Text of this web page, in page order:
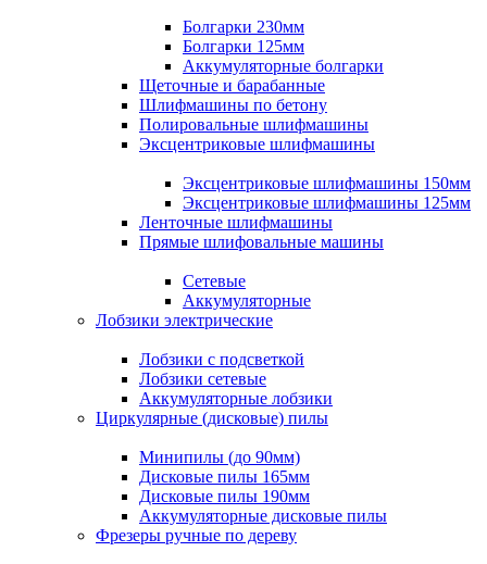
Болгарки 230мм
Болгарки 125мм
Аккумуляторные болгарки
Щеточные и барабанные
Шлифмашины по бетону
Полировальные шлифмашины
Эксцентриковые шлифмашины
Эксцентриковые шлифмашины 150мм
Эксцентриковые шлифмашины 125мм
Ленточные шлифмашины
Прямые шлифовальные машины
Сетевые
Аккумуляторные
Лобзики электрические
Лобзики с подсветкой
Лобзики сетевые
Аккумуляторные лобзики
Циркулярные (дисковые) пилы
Минипилы (до 90мм)
Дисковые пилы 165мм
Дисковые пилы 190мм
Аккумуляторные дисковые пилы
Фрезеры ручные по дереву